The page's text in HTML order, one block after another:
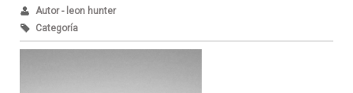
Autor - leon hunter
Categoría